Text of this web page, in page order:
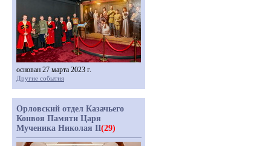
основан 27 марта 2023 г.
Другие события
Орловский отдел Казачьего
Конвоя Памяти Царя
Мученика Николая II(29)